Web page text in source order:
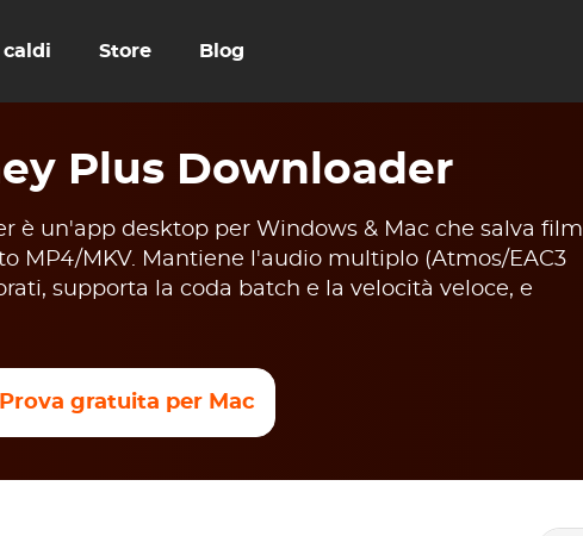
caldi Store Blog
Plus Downloader
è un'app desktop per Windows & Mac che salva film
MP4/MKV. Mantiene l'audio multiplo (Atmos/EAC3
supporta la coda batch e la velocità veloce, e
Prova gratuita per Mac